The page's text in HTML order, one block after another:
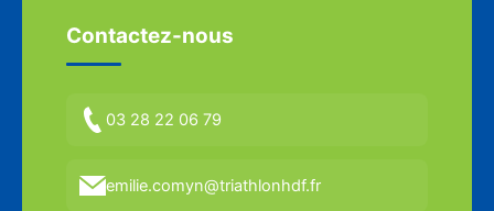
Contactez-nous
03 28 22 06 79
emilie.comyn@triathlonhdf.fr